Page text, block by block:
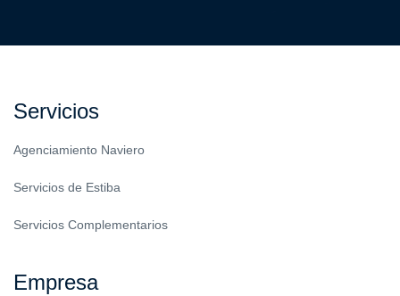
Servicios
Agenciamiento Naviero
Servicios de Estiba
Servicios Complementarios
Empresa